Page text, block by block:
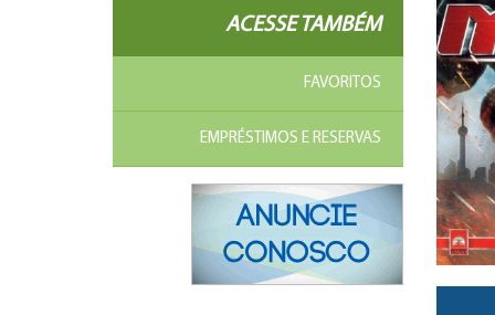
ACESSE TAMBÉM
FAVORITOS
EMPRÉSTIMOS E RESERVAS